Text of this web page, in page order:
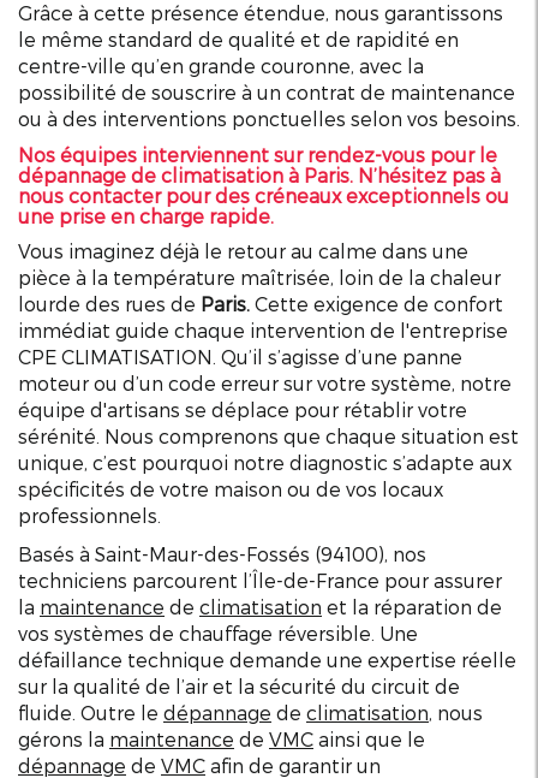
Grâce à cette présence étendue, nous garantissons
le même standard de qualité et de rapidité en
centre-ville qu’en grande couronne, avec la
possibilité de souscrire à un contrat de maintenance
ou à des interventions ponctuelles selon vos besoins.
Nos équipes interviennent sur rendez-vous pour le
dépannage de climatisation à Paris. N’hésitez pas à
nous contacter pour des créneaux exceptionnels ou
une prise en charge rapide.
Vous imaginez déjà le retour au calme dans une
pièce à la température maîtrisée, loin de la chaleur
lourde des rues de Paris. Cette exigence de confort
immédiat guide chaque intervention de l'entreprise
CPE CLIMATISATION. Qu’il s’agisse d’une panne
moteur ou d’un code erreur sur votre système, notre
équipe d'artisans se déplace pour rétablir votre
sérénité. Nous comprenons que chaque situation est
unique, c’est pourquoi notre diagnostic s’adapte aux
spécificités de votre maison ou de vos locaux
professionnels.
Basés à Saint-Maur-des-Fossés (94100), nos
techniciens parcourent l’Île-de-France pour assurer
la maintenance de climatisation et la réparation de
vos systèmes de chauffage réversible. Une
défaillance technique demande une expertise réelle
sur la qualité de l’air et la sécurité du circuit de
fluide. Outre le dépannage de climatisation, nous
gérons la maintenance de VMC ainsi que le
dépannage de VMC afin de garantir un